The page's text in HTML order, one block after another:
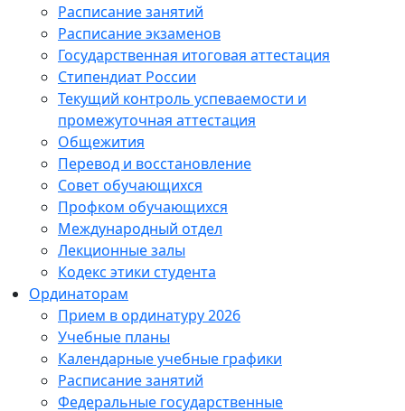
Расписание занятий
Расписание экзаменов
Государственная итоговая аттестация
Стипендиат России
Текущий контроль успеваемости и
промежуточная аттестация
Общежития
Перевод и восстановление
Совет обучающихся
Профком обучающихся
Международный отдел
Лекционные залы
Кодекс этики студента
Ординаторам
Прием в ординатуру 2026
Учебные планы
Календарные учебные графики
Расписание занятий
Федеральные государственные